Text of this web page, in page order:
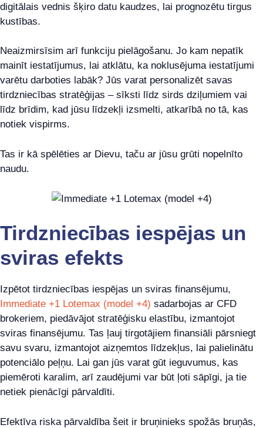
digitālais vednis šķiro datu kaudzes, lai prognozētu tirgus
kustības.
Neaizmirsīsim arī funkciju pielāgošanu. Jo kam nepatīk
mainīt iestatījumus, lai atklātu, ka noklusējuma iestatījumi
varētu darboties labāk? Jūs varat personalizēt savas
tirdzniecības stratēģijas – sīksti līdz sirds dziļumiem vai
līdz brīdim, kad jūsu līdzekļi izsmelti, atkarībā no tā, kas
notiek vispirms.
Tas ir kā spēlēties ar Dievu, taču ar jūsu grūti nopelnīto
naudu.
Tirdzniecības iespējas un
sviras efekts
Izpētot tirdzniecības iespējas un sviras finansējumu,
Immediate +1 Lotemax (model +4) sadarbojas ar CFD
brokeriem, piedāvājot stratēģisku elastību, izmantojot
sviras finansējumu. Tas ļauj tirgotājiem finansiāli pārsniegt
savu svaru, izmantojot aizņemtos līdzekļus, lai palielinātu
potenciālo peļņu. Lai gan jūs varat gūt ieguvumus, kas
piemēroti karalim, arī zaudējumi var būt ļoti sāpīgi, ja tie
netiek pienācīgi pārvaldīti.
Efektīva riska pārvaldība šeit ir bruņinieks spožās bruņās,